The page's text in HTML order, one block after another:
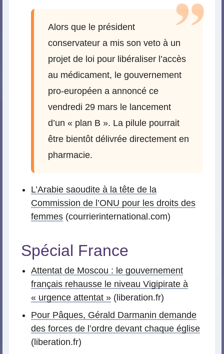
Alors que le président
conservateur a mis son veto à un
projet de loi pour libéraliser l’accès
au médicament, le gouvernement
pro-européen a annoncé ce
vendredi 29 mars le lancement
d’un « plan B ». La pilule pourrait
être bientôt délivrée directement en
pharmacie.
L’Arabie saoudite à la tête de la
Commission de l’ONU pour les droits des
femmes (courrierinternational.com)
Spécial France
Attentat de Moscou : le gouvernement
français rehausse le niveau Vigipirate à
« urgence attentat » (liberation.fr)
Pour Pâques, Gérald Darmanin demande
des forces de l’ordre devant chaque église
(liberation.fr)